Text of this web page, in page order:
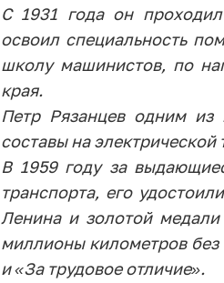
С 1931 года он
освоил специальность
школу машинистов, по
края.
Петр Рязанцев одним из
составы на электрической
В 1959 году за
транспорта, его
Ленина и золотой
миллионы километров без
и «За трудовое отличие».